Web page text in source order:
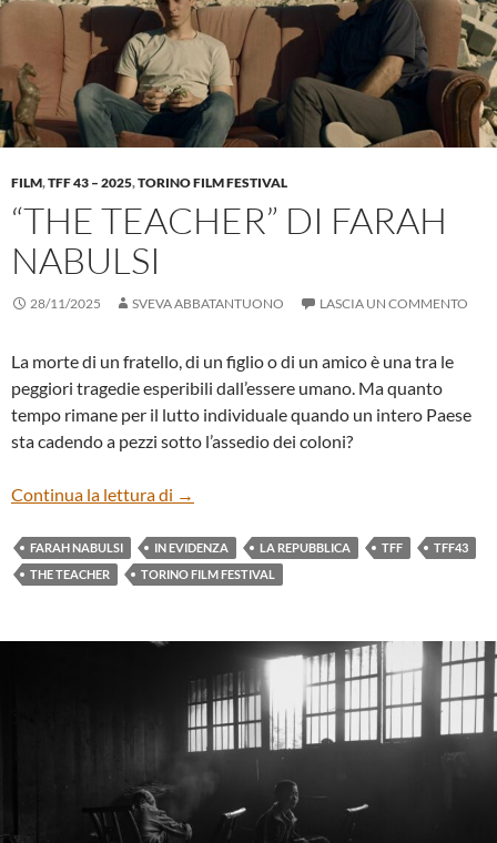
FILM,TFF 43 – 2025,TORINO FILM FESTIVAL
“THE TEACHER” DI FARAH
NABULSI
28/11/2025 SVEVA ABBATANTUONO LASCIA UN COMMENTO
La morte di un fratello, di un figlio o di un amico è una tra le
peggiori tragedie esperibili dall’essere umano. Ma quanto
tempo rimane per il lutto individuale quando un intero Paese
sta cadendo a pezzi sotto l’assedio dei coloni?
Continua la lettura di “THE TEACHER” DI FARAH NABULSI
→
FARAH NABULSI IN EVIDENZA LA REPUBBLICA TFF
TFF43
THE TEACHER
TORINO FILM FESTIVAL